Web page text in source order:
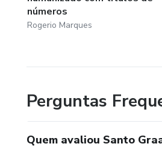
números
Rogerio Marques
Perguntas
Quem avaliou Santo